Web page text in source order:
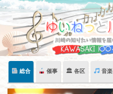
Skip
content
総合 催事 🏛 各区 音楽